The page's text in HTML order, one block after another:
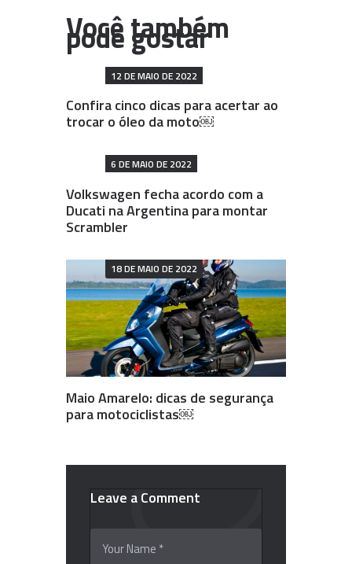
12 DE MAIO DE 2022
Confira cinco dicas para acertar ao
trocar o óleo da moto￼
6 DE MAIO DE 2022
Volkswagen fecha acordo com a
Ducati na Argentina para montar
Scrambler
18 DE MAIO DE 2022
Maio Amarelo: dicas de segurança
para motociclistas￼
Leave a Comment